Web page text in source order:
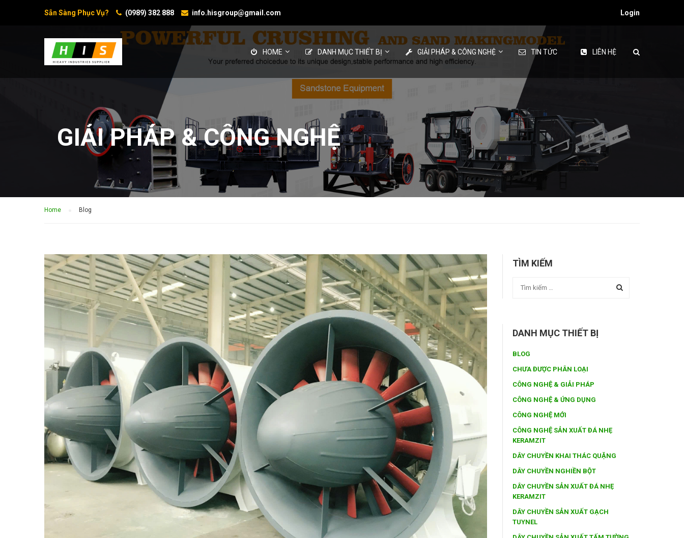
Sẵn Sàng Phục Vụ? (0989) 382 888 info.hisgroup@gmail.com Login
HOME DANH MỤC THIẾT BỊ GIẢI PHÁP & CÔNG NGHỆ TIN TỨC LIÊN HỆ
GIẢI PHÁP & CÔNG NGHỆ
Home Blog
TÌM KIẾM
DANH MỤC THIẾT BỊ
BLOG
CHƯA ĐƯỢC PHÂN LOẠI
CÔNG NGHỆ & GIẢI PHÁP
CÔNG NGHỆ & ỨNG DỤNG
CÔNG NGHỆ MỚI
CÔNG NGHỆ SẢN XUẤT ĐÁ NHẸ
KERAMZIT
DÂY CHUYỀN KHAI THÁC QUẶNG
DÂY CHUYỀN NGHIỀN BỘT
DÂY CHUYỀN SẢN XUẤT ĐÁ NHẸ
KERAMZIT
DÂY CHUYỀN SẢN XUẤT GẠCH
TUYNEL